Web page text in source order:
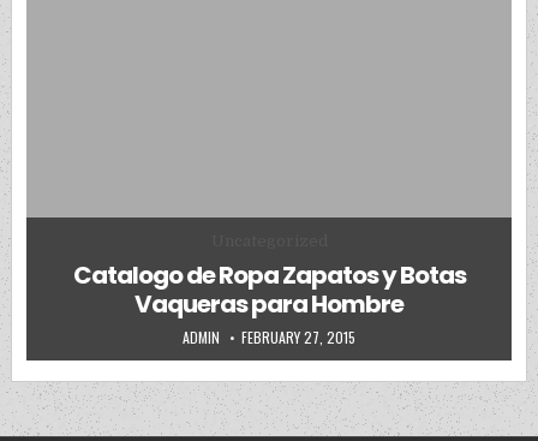
Catalogo de Ropa Zapatos y Botas
Vaqueras para Hombre
AUTHOR:
ADMIN PUBLISHED DATE:
FEBRUARY 27, 2015